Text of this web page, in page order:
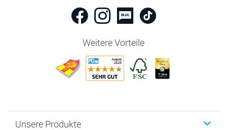
Weitere Vorteile
Unsere Produkte